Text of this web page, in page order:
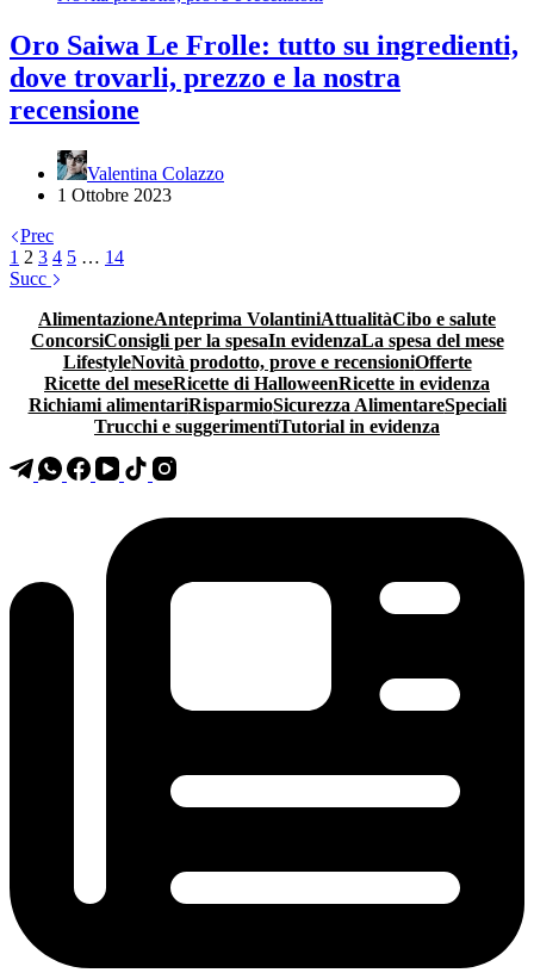
Oro Saiwa Le Frolle: tutto su ingredienti,
dove trovarli, prezzo e la nostra
recensione
Valentina Colazzo
1 Ottobre 2023
Prec
1 2 3 4 5 … 14
Succ
AlimentazioneAnteprima VolantiniAttualitàCibo e salute
ConcorsiConsigli per la spesaIn evidenzaLa spesa del mese
LifestyleNovità prodotto, prove e recensioniOfferte
Ricette del meseRicette di HalloweenRicette in evidenza
Richiami alimentariRisparmioSicurezza AlimentareSpeciali
Trucchi e suggerimentiTutorial in evidenza